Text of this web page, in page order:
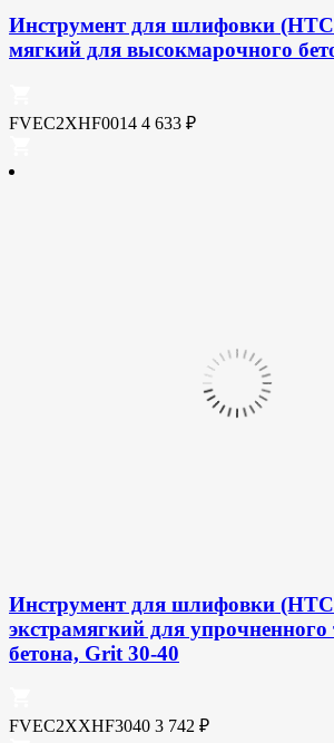
Инструмент для шлифовки
мягкий для высокмарочного
FVEC2XHF0014 4 633 ₽
Инструмент для шлифовки
экстрамягкий для
бетона, Grit 30-40
FVEC2XXHF3040 3 742 ₽